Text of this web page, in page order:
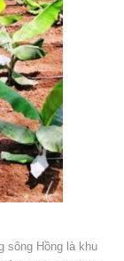
sông Hồng là khu